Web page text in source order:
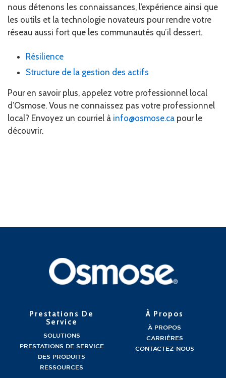
nous détenons les connaissances, l’expérience ainsi que
les outils et la technologie novateurs pour rendre votre
réseau aussi fort que les communautés qu’il dessert.
Résilience
Structure de la gestion des actifs
Pour en savoir plus, appelez votre professionnel local
d’Osmose. Vous ne connaissez pas votre professionnel
local? Envoyez un courriel à info@osmose.ca pour le
découvrir.
Prestations De
Service
SOLUTIONS
PRESTATIONS DE SERVICE
DES PRODUITS
RESSOURCES
À Propos
À PROPOS
CARRIÈRES
CONTACTEZ-NOUS